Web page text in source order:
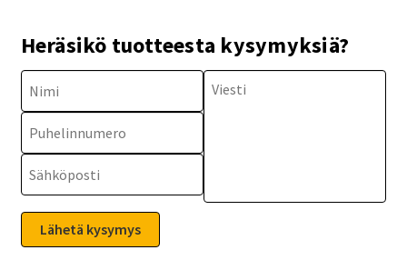
Heräsikö tuotteesta kysymyksiä?